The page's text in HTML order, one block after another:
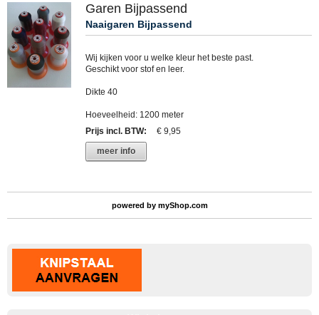
Garen Bijpassend
Naaigaren Bijpassend
Wij kijken voor u welke kleur het beste past.
Geschikt voor stof en leer.
Dikte 40
Hoeveelheid: 1200 meter
Prijs incl. BTW:
€ 9,95
meer info
powered by myShop.com